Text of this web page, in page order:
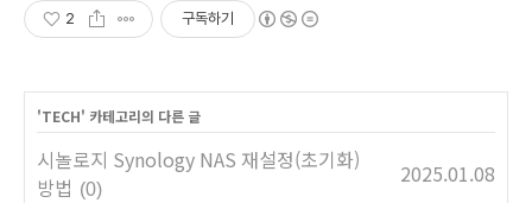
2 구독하기
'TECH' 카테고리의 다른 글
시놀로지 Synology NAS 재설정(초기화)
방법 (0)
2025.01.08